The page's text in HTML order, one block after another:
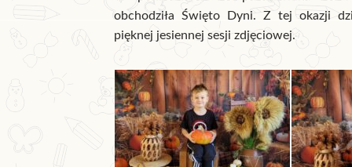
obchodziła Święto Dyni. Z tej okazji
pięknej jesiennej sesji zdjęciowej.